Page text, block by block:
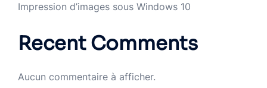
Impression d’images sous Windows 10
Recent Comments
Aucun commentaire à afficher.